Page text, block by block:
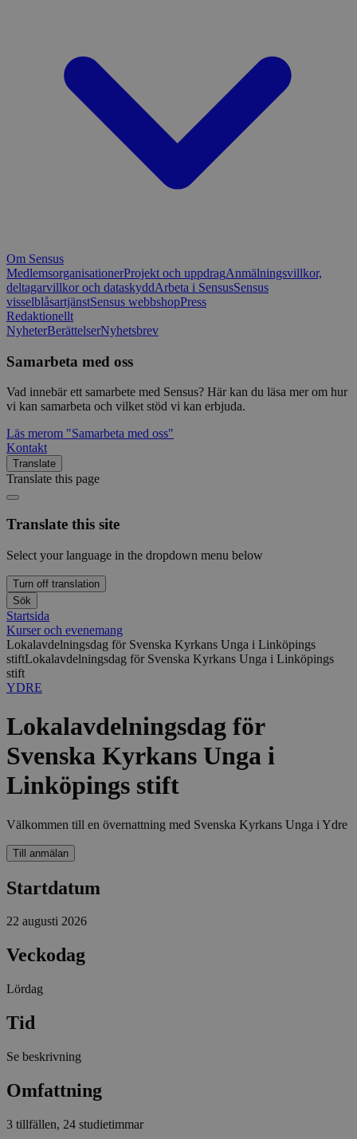
Om Sensus
MedlemsorganisationerProjekt och uppdragAnmälningsvillkor,
deltagarvillkor och dataskyddArbeta i SensusSensus
visselblåsartjänstSensus webbshopPress
Redaktionellt
NyheterBerättelserNyhetsbrev
Samarbeta med oss
Vad innebär ett samarbete med Sensus? Här kan du läsa mer om hur
vi kan samarbeta och vilket stöd vi kan erbjuda.
Läs merom "Samarbeta med oss"
Kontakt
Translate
Translate this page
Translate this site
Select your language in the dropdown menu below
Turn off translation
Sök
Startsida
Kurser och evenemang
Lokalavdelningsdag för Svenska Kyrkans Unga i Linköpings
stiftLokalavdelningsdag för Svenska Kyrkans Unga i Linköpings
stift
YDRE
Lokalavdelningsdag för
Svenska Kyrkans Unga i
Linköpings stift
Välkommen till en övernattning med Svenska Kyrkans Unga i Ydre
Till anmälan
Startdatum
22 augusti 2026
Veckodag
Lördag
Tid
Se beskrivning
Omfattning
3 tillfällen, 24 studietimmar